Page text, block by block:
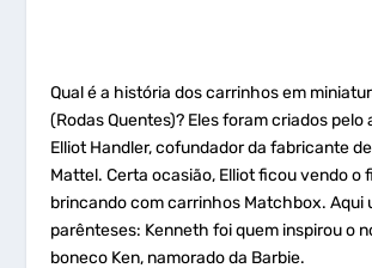
Qual é a história dos carrinhos em
(Rodas Quentes)? Eles foram criados pelo
Elliot Handler, cofundador da fabricante
Mattel. Certa ocasião, Elliot ficou vendo o
brincando com carrinhos Matchbox. Aqui
parênteses: Kenneth foi quem inspirou o
boneco Ken, namorado da Barbie.